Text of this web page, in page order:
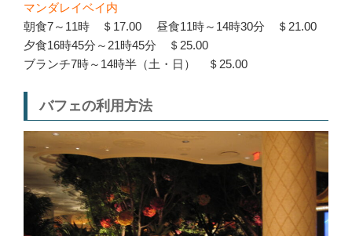
マンダレイベイ内
朝食7～11時 ＄17.00 昼食11時～14時30分 ＄21.00
夕食16時45分～21時45分 ＄25.00
ブランチ7時～14時半（土・日） ＄25.00
バフェの利用方法